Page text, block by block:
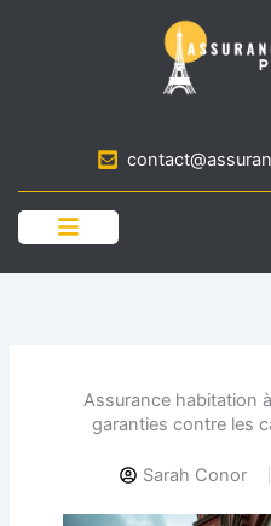
Assurance habitation
garanties contre les
Sarah Conor